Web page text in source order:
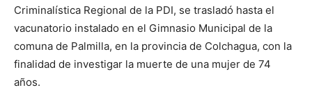
Criminalística Regional de la PDI, se trasladó hasta el
vacunatorio instalado en el Gimnasio Municipal de la
comuna de Palmilla, en la provincia de Colchagua, con la
finalidad de investigar la muerte de una mujer de 74
años.